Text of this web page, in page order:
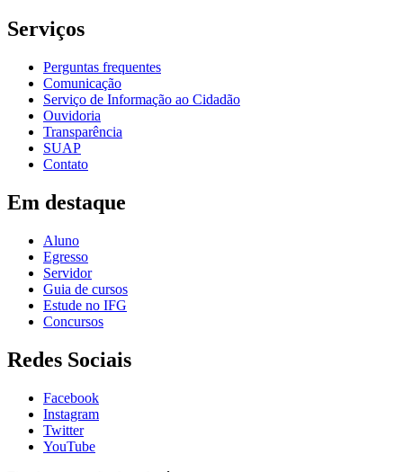
Serviços
Perguntas frequentes
Comunicação
Serviço de Informação ao Cidadão
Ouvidoria
Transparência
SUAP
Contato
Em destaque
Aluno
Egresso
Servidor
Guia de cursos
Estude no IFG
Concursos
Redes Sociais
Facebook
Instagram
Twitter
YouTube